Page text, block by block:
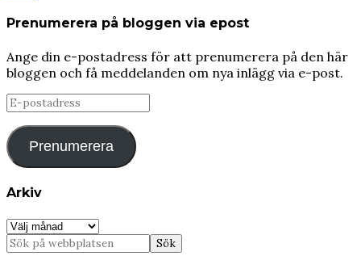
Prenumerera på bloggen via epost
Ange din e-postadress för att prenumerera på den här
bloggen och få meddelanden om nya inlägg via e-post.
E-
postadress
Prenumerera
Arkiv
Arkiv